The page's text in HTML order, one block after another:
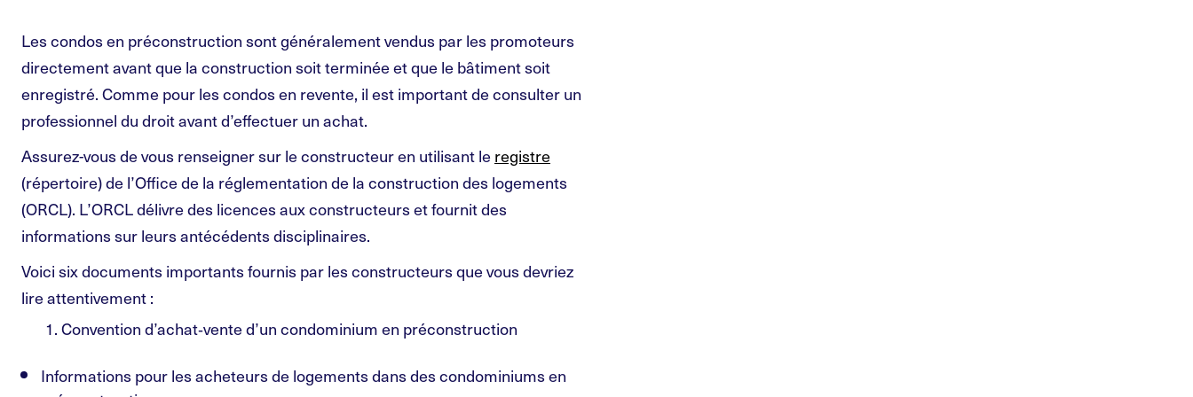
Les condos en préconstruction sont généralement vendus par les promoteurs
directement avant que la construction soit terminée et que le bâtiment soit
enregistré. Comme pour les condos en revente, il est important de consulter un
professionnel du droit avant d’effectuer un achat.
Assurez-vous de vous renseigner sur le constructeur en utilisant le registre
(répertoire) de l’Office de la réglementation de la construction des logements
(ORCL). L’ORCL délivre des licences aux constructeurs et fournit des
informations sur leurs antécédents disciplinaires.
Voici six documents importants fournis par les constructeurs que vous devriez
lire attentivement :
Convention d’achat‑vente d’un condominium en préconstruction
Informations pour les acheteurs de logements dans des condominiums en